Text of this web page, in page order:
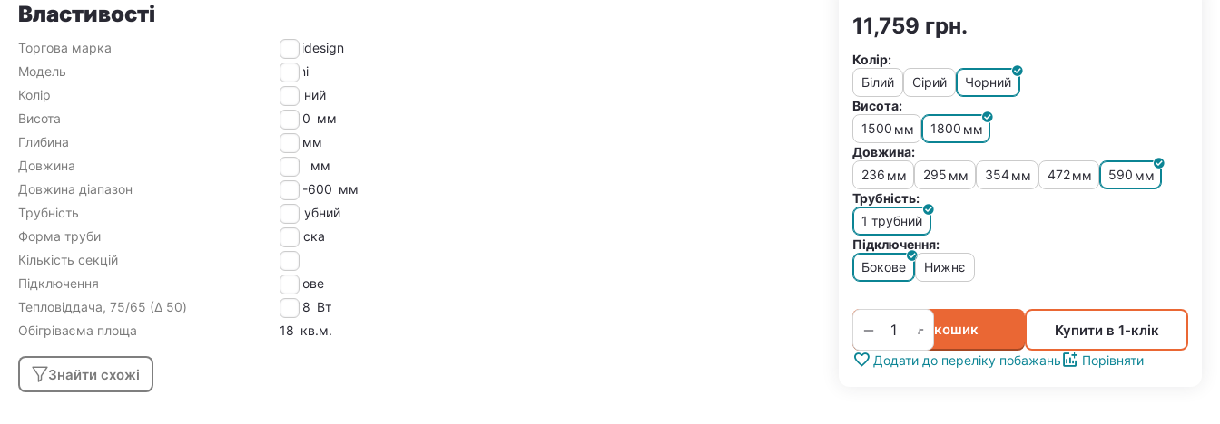
11,759 грн.
Колір:
Білий
Сірий
Чорний
Висота:
1500 мм 1800 мм
Довжина:
236 мм 295 мм 354мм 472мм 590 мм
Трубність:
1 трубний
Підключення:
Бокове
Нижнє
+
− У кошик Купити в 1-клік
Додати до переліку побажань Порівняти
Властивості
Торгова марка
Arttidesign
Модель
Terni
Колір
Чорний
Висота
1800 мм
Глибина
99 мм
Довжина
590
мм
Довжина діапазон
501-600 мм
Трубність
1 трубний
Форма труби
Плоска
Кількість секцій
10
Підключення
Бокове
Тепловіддача, 75/65 (Δ 50)
1438 Вт
Обігріваєма площа
18 кв.м.
Знайти схожі